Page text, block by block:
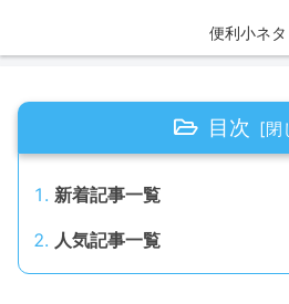
便利小ネタ
目次
新着記事一覧
人気記事一覧